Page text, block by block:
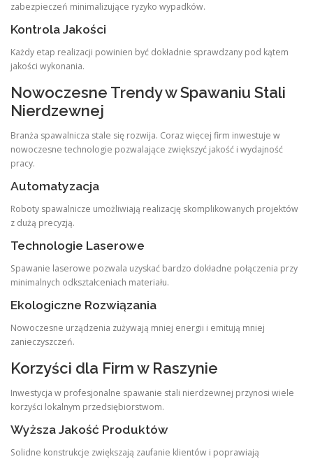
zabezpieczeń minimalizujące ryzyko wypadków.
Kontrola Jakości
Każdy etap realizacji powinien być dokładnie sprawdzany pod kątem
jakości wykonania.
Nowoczesne Trendy w Spawaniu Stali
Nierdzewnej
Branża spawalnicza stale się rozwija. Coraz więcej firm inwestuje w
nowoczesne technologie pozwalające zwiększyć jakość i wydajność
pracy.
Automatyzacja
Roboty spawalnicze umożliwiają realizację skomplikowanych projektów
z dużą precyzją.
Technologie Laserowe
Spawanie laserowe pozwala uzyskać bardzo dokładne połączenia przy
minimalnych odkształceniach materiału.
Ekologiczne Rozwiązania
Nowoczesne urządzenia zużywają mniej energii i emitują mniej
zanieczyszczeń.
Korzyści dla Firm w Raszynie
Inwestycja w profesjonalne spawanie stali nierdzewnej przynosi wiele
korzyści lokalnym przedsiębiorstwom.
Wyższa Jakość Produktów
Solidne konstrukcje zwiększają zaufanie klientów i poprawiają